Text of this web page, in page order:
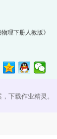
理下册人教版》
下载作业精灵。